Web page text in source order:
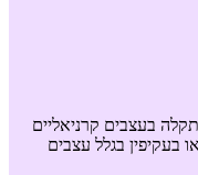
בעצבים קרניאליים
בעקיפין בגלל עצבים